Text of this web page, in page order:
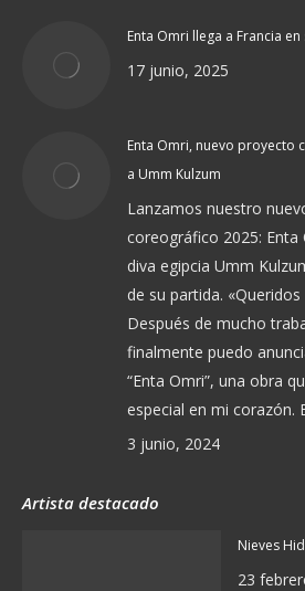
Enta Omri llega a Francia
17 junio, 2025
Enta Omri, nuevo proyecto
a Umm Kulzum
Lanzamos nuestro
coreográfico 2025:
diva egipcia Umm
de su partida.
Después de mucho
finalmente puedo
“Enta Omri”, una obra
especial en mi corazón.
3 junio, 2024
Artista destacado
Nieves
23